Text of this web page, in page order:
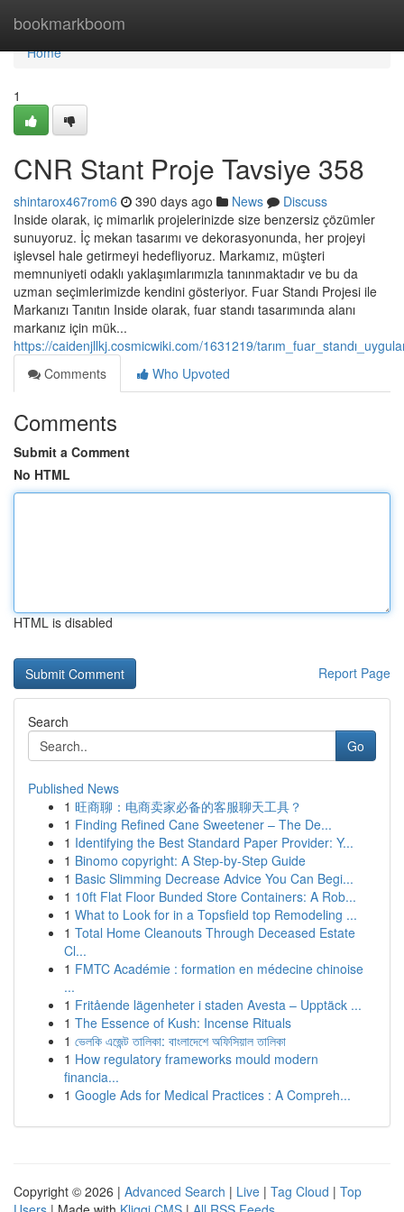
bookmarkboom
Home
Home
1
CNR Stant Proje Tavsiye 358
shintarox467rom6 390 days ago News
Discuss
Inside olarak, iç mimarlık projelerinizde size benzersiz çözümler
sunuyoruz. İç mekan tasarımı ve dekorasyonunda, her projeyi
işlevsel hale getirmeyi hedefliyoruz. Markamız, müşteri
memnuniyeti odaklı yaklaşımlarımızla tanınmaktadır ve bu da
uzman seçimlerimizde kendini gösteriyor. Fuar Standı Projesi ile
Markanızı Tanıtın Inside olarak, fuar standı tasarımında alanı
markanız için mük...
https://caidenjllkj.cosmicwiki.com/1631219/
Comments
Who Upvoted
Comments
Submit a Comment
No HTML
HTML is disabled
Report Page
Search
Go
Published News
1 旺商聊：电商卖家必备的客服聊天工具？
1 Finding Refined Cane Sweetener – The De...
1 Identifying the Best Standard Paper Provider: Y...
1 Binomo copyright: A Step-by-Step Guide
1 Basic Slimming Decrease Advice You Can Begi...
1 10ft Flat Floor Bunded Store Containers: A Rob...
1 What to Look for in a Topsfield top Remodeling ...
1 Total Home Cleanouts Through Deceased Estate
Cl...
1 FMTC Académie : formation en médecine chinoise
...
1 Fritående lägenheter i staden Avesta – Upptäck ...
1 The Essence of Kush: Incense Rituals
1 ভেলকি এজেন্ট তালিকা: বাংলাদেশে অফিসিয়াল তালিকা
1 How regulatory frameworks mould modern
financia...
1 Google Ads for Medical Practices : A Compreh...
Copyright © 2026 | Advanced Search | Live | Tag Cloud | Top